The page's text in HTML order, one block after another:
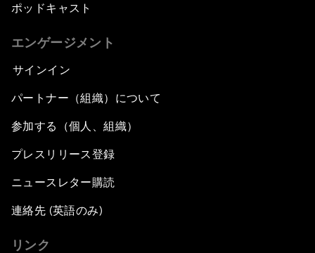
ポッドキャスト
エンゲージメント
サインイン
パートナー（組織）について
参加する（個人、組織）
プレスリリース登録
ニュースレター購読
連絡先 (英語のみ)
リンク